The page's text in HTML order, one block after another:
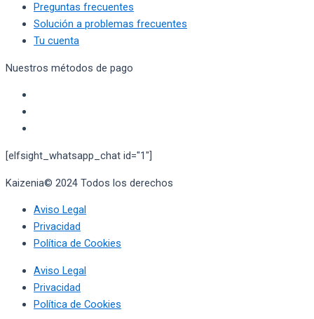
Preguntas frecuentes
Solución a problemas frecuentes
Tu cuenta
Nuestros métodos de pago
[elfsight_whatsapp_chat id="1"]
Kaizenia© 2024 Todos los derechos
Aviso Legal
Privacidad
Política de Cookies
Aviso Legal
Privacidad
Política de Cookies